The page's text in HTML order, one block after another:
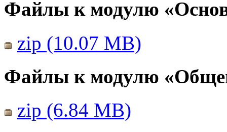
Файлы к модулю
zip (10.07 MB)
Файлы к модулю
zip (6.84 MB)